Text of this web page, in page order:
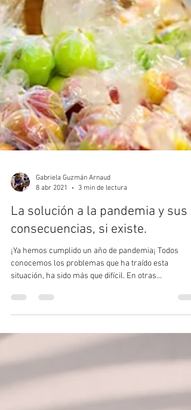
Gabriela Guzmán Arnaud
3 min de lectura
La solución a la pandemia y sus
consecuencias, si existe.
conocemos los problemas que ha traído esta